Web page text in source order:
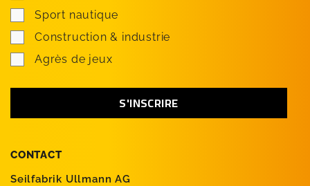
CONTACT
Seilfabrik Ullmann AG
Sport nautique
Construction & industrie
Agrès de jeux